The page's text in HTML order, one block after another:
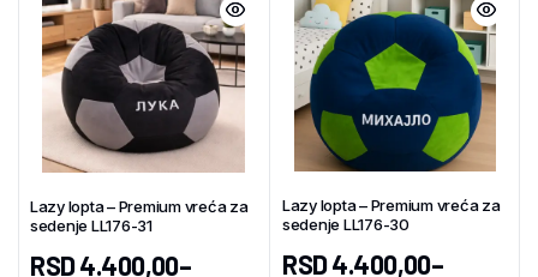
Lazy lopta – Premium vreća za
sedenje LL176-31
RSD4.400,00–
Lazy lopta – Premium vreća za
sedenje LL176-30
RSD4.400,00–